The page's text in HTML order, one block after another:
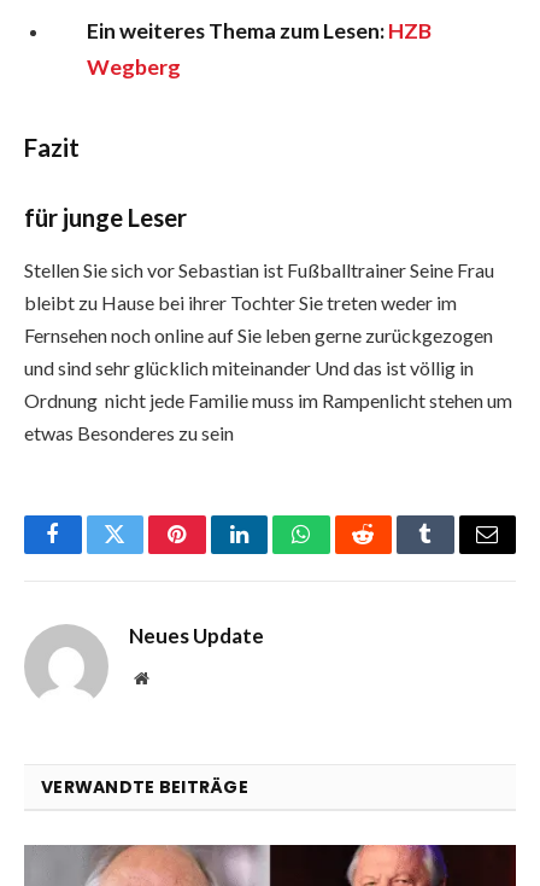
Ein weiteres Thema zum Lesen:HZB
Wegberg
Fazit
für junge Leser
Stellen Sie sich vor Sebastian ist Fußballtrainer Seine Frau
bleibt zu Hause bei ihrer Tochter Sie treten weder im
Fernsehen noch online auf Sie leben gerne zurückgezogen
und sind sehr glücklich miteinander Und das ist völlig in
Ordnung nicht jede Familie muss im Rampenlicht stehen um
etwas Besonderes zu sein
FacebookTwitterPinterestLinkedInWhatsAppRedditTumblrEmail
Neues Update
Website
VERWANDTE BEITRÄGE